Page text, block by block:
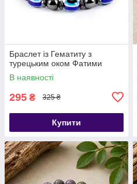
Браслет із Гематиту з
турецьким оком Фатими
В наявності
295 ₴ 325 ₴
Купити